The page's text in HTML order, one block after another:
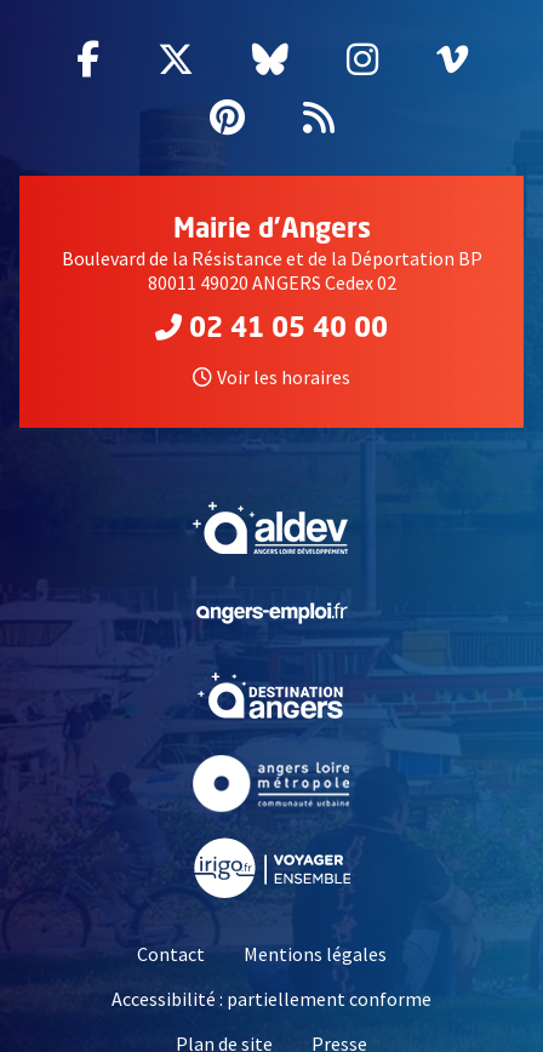
Facebook
, Ouvre une nouvelle fenêtre
Twitter
, Ouvre une nouvelle
Bluesky
, Ouvre une
Instagram
, Ouvre
,
Pinterest
, Ouvre une
Flux RSS
Mairie d'Angers
Boulevard de la Résistance et de la Déportation BP
80011 49020 ANGERS Cedex 02
02 41 05 40 00
Voir les horaires
, Ouvre une nouvelle
, Ouvre une nouvelle
Contact
Mentions légales
Accessibilité : partiellement conforme
Plan de site
Presse